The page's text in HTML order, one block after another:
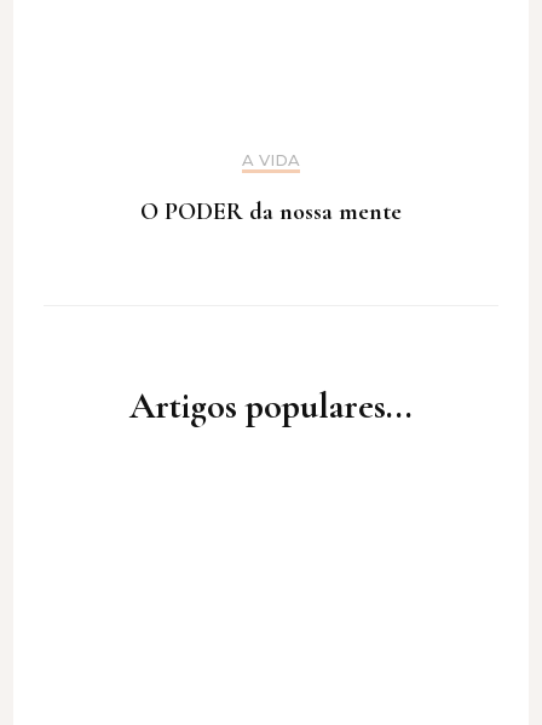
A VIDA
O PODER da nossa mente
Artigos populares...